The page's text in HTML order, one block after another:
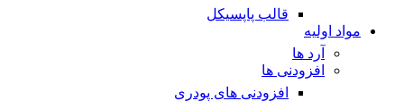
قالب پاپسیکل
مواد اولیه
آرد ها
افزودنی ها
افزودنی های پودری